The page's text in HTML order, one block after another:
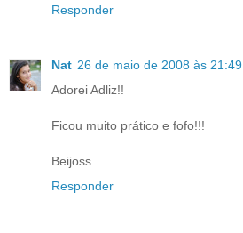
Responder
Nat 26 de maio de 2008 às 21:49
Adorei Adliz!!
Ficou muito prático e fofo!!!
Beijoss
Responder